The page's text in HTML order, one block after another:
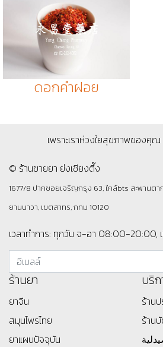
ดอกคำฝอย
เพราะเราห่วงใยสุขภาพของคุ
© ร้านขายยา ย่งเชียงตึ๊ง
1677/8 ปากซอยเจริญกรุง 63, ใกล้bts สะพานต
ยานนาวา, เขตสาทร, กทม 10120
เวลาทำการ: ทุกวัน จ-อา 08:00-20:00,
ร้านยา
ยาจีน
สมุนไพรไทย
ยาแผนปัจจุบัน
บริก
ร้าน
ร้าน